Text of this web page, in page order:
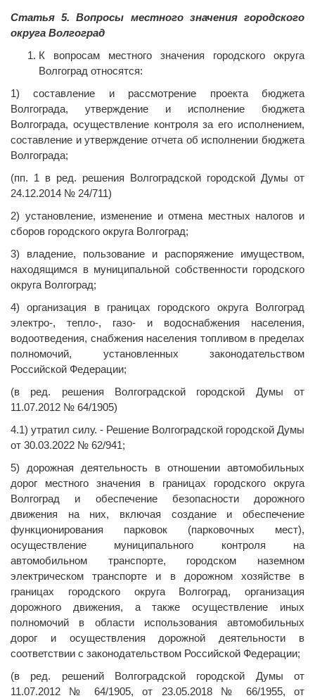
Статья 5. Вопросы местного значения городского
округа Волгоград
К вопросам местного значения городского округа
Волгоград относятся:
1) составление и рассмотрение проекта бюджета
Волгограда, утверждение и исполнение бюджета
Волгограда, осуществление контроля за его исполнением,
составление и утверждение отчета об исполнении бюджета
Волгограда;
(пп. 1 в ред. решения Волгоградской городской Думы от
24.12.2014 № 24/711)
2) установление, изменение и отмена местных налогов и
сборов городского округа Волгоград;
3) владение, пользование и распоряжение имуществом,
находящимся в муниципальной собственности городского
округа Волгоград;
4) организация в границах городского округа Волгоград
электро-, тепло-, газо- и водоснабжения населения,
водоотведения, снабжения населения топливом в пределах
полномочий, установленных законодательством
Российской Федерации;
(в ред. решения Волгоградской городской Думы от
11.07.2012 № 64/1905)
4.1) утратил силу. - Решение Волгоградской городской Думы
от 30.03.2022 № 62/941;
5) дорожная деятельность в отношении автомобильных
дорог местного значения в границах городского округа
Волгоград и обеспечение безопасности дорожного
движения на них, включая создание и обеспечение
функционирования парковок (парковочных мест),
осуществление муниципального контроля на
автомобильном транспорте, городском наземном
электрическом транспорте и в дорожном хозяйстве в
границах городского округа Волгоград, организация
дорожного движения, а также осуществление иных
полномочий в области использования автомобильных
дорог и осуществления дорожной деятельности в
соответствии с законодательством Российской Федерации;
(в ред. решений Волгоградской городской Думы от
11.07.2012 № 64/1905, от 23.05.2018 № 66/1955, от